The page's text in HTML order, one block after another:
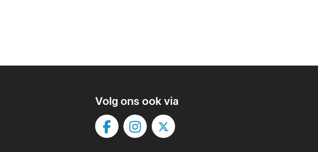
Volg ons ook via